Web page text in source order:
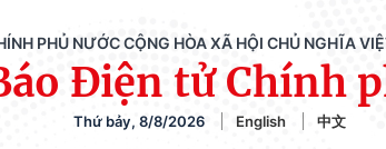
PHỦ NƯỚC CỘNG HÒA XÃ HỘI CHỦ NGHĨA
Điện tử Chính
Thứ bảy, 8/8/2026 English 中文